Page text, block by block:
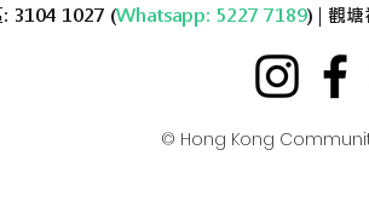
: 3104 1027 (Whatsapp: 5227 7189) | 觀
© Hong Kong